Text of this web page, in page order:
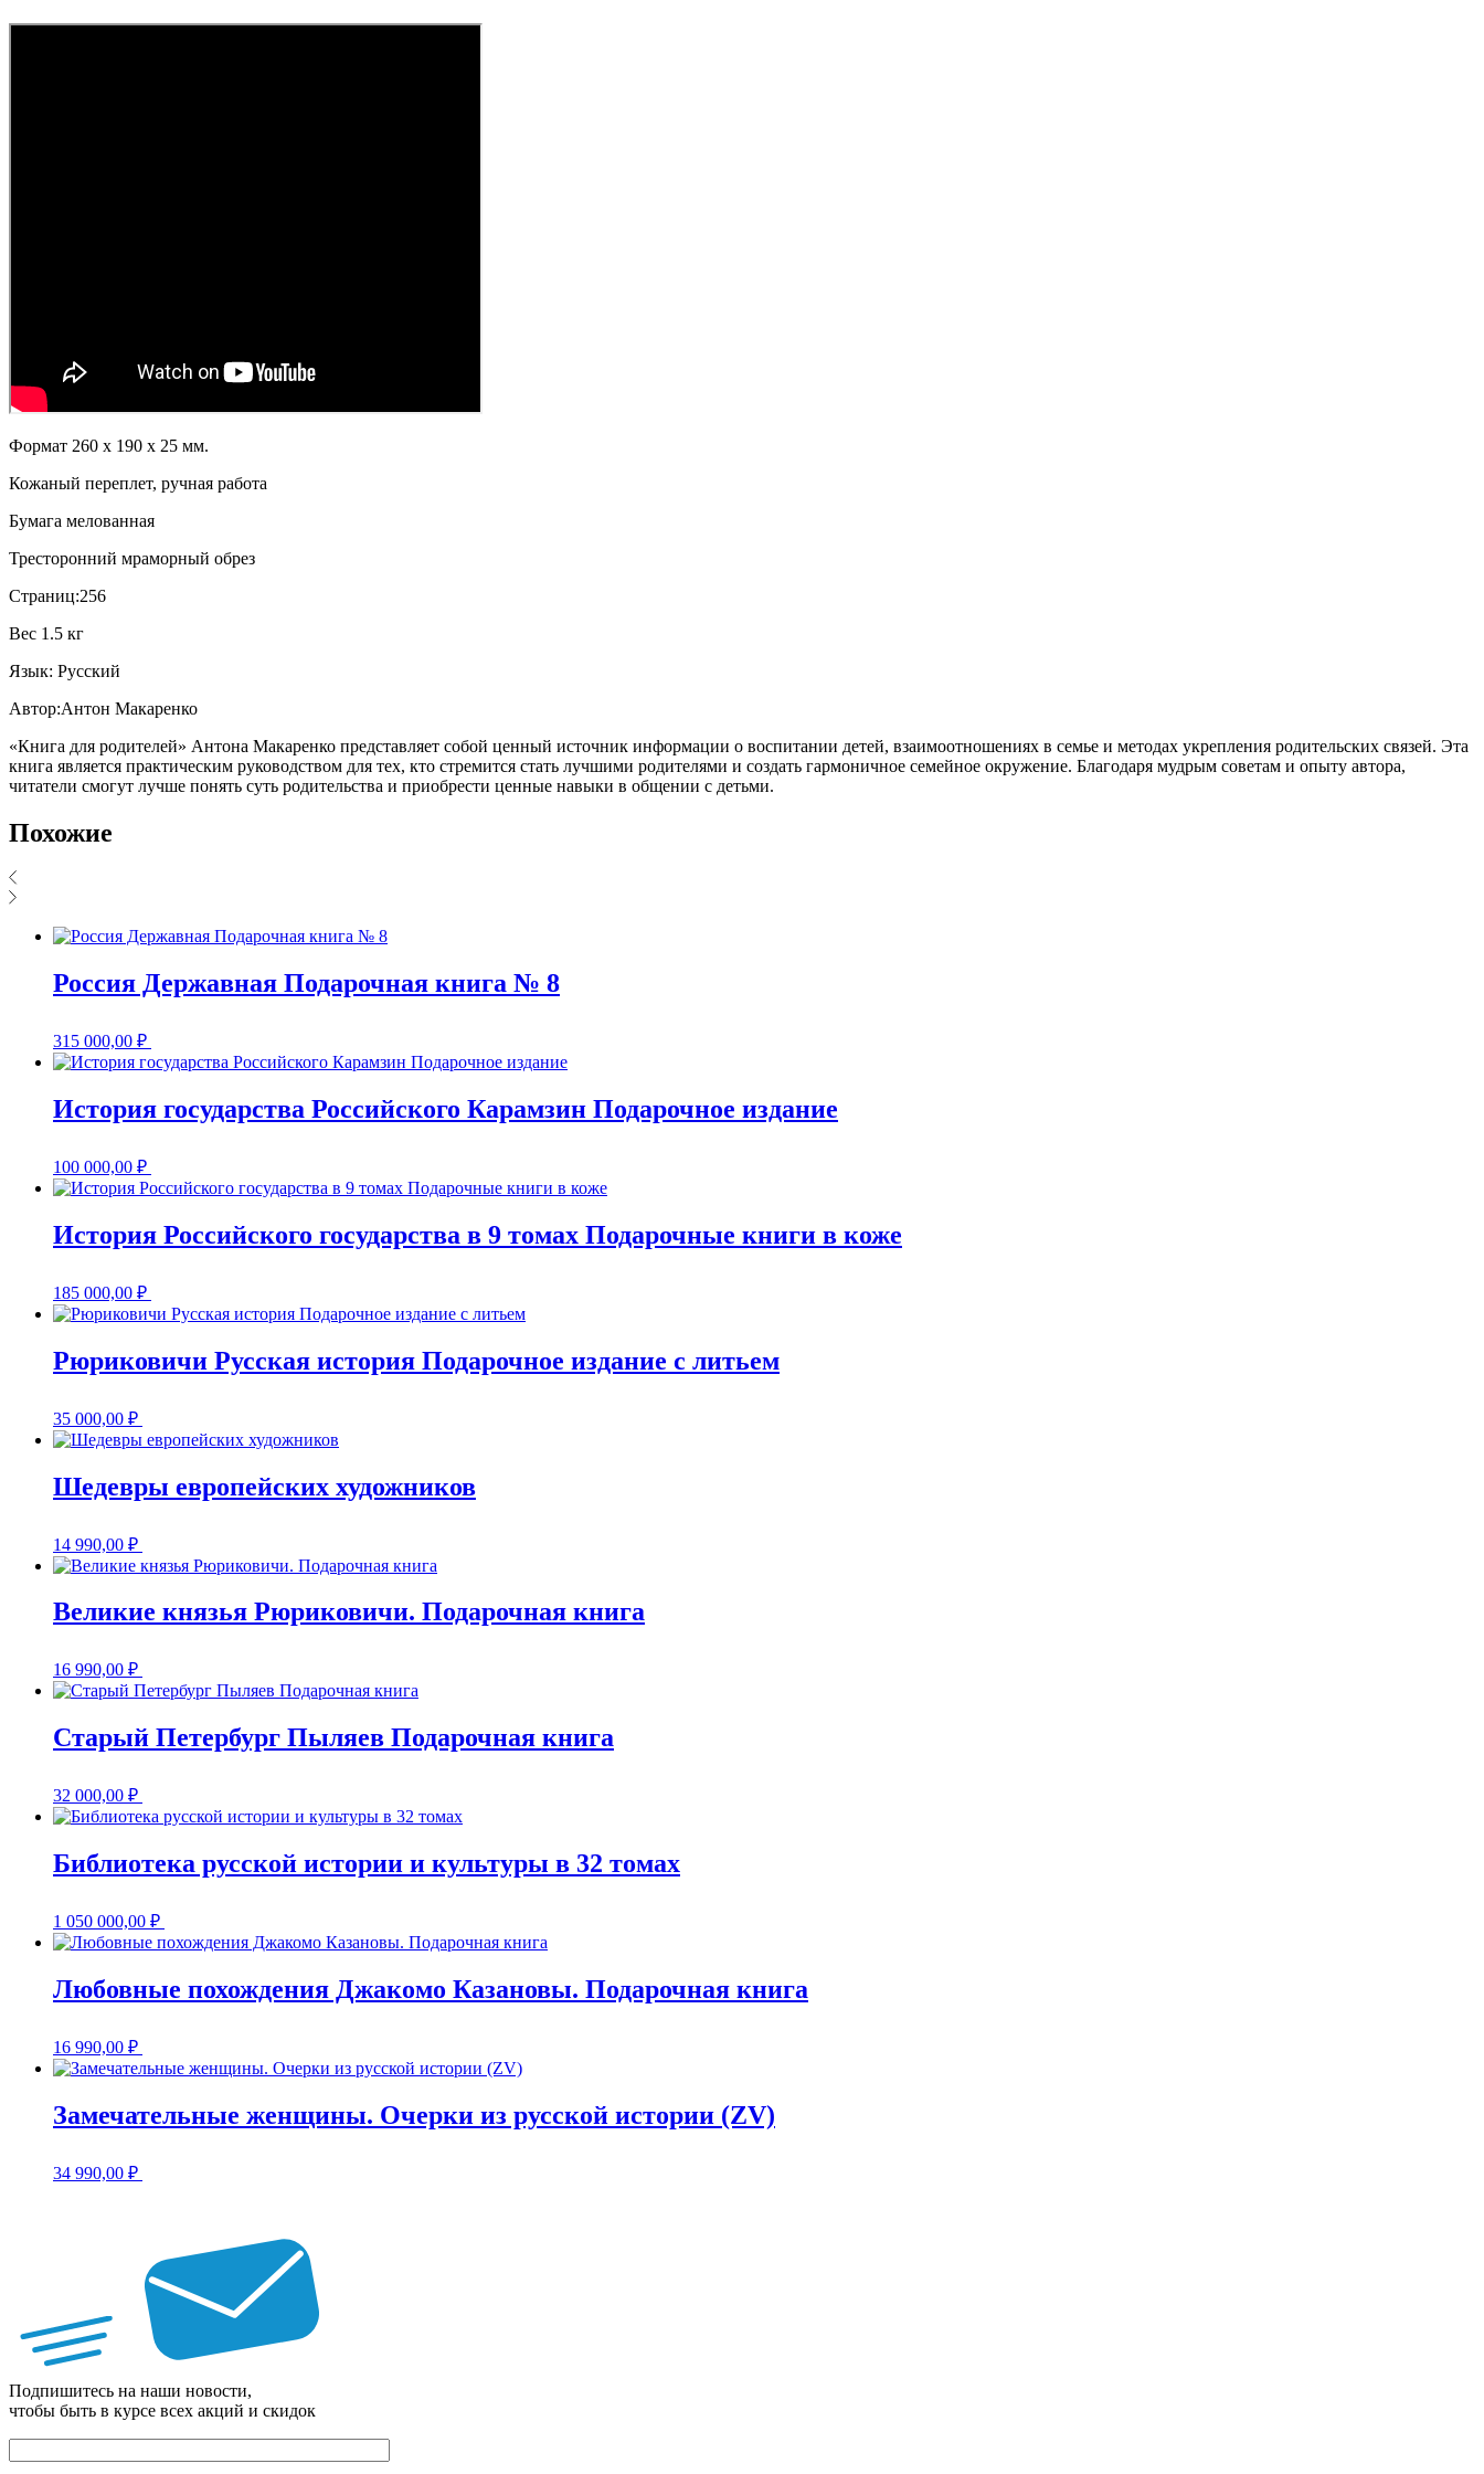
Формат 260 х 190 х 25 мм.
Кожаный переплет, ручная работа
Бумага мелованная
Тресторонний мраморный обрез
Страниц:256
Вес 1.5 кг
Язык: Русский
Автор:Антон Макаренко
«Книга для родителей» Антона Макаренко представляет собой ценный источник информации о воспитании детей, взаимоотношениях в семье и методах укрепления родительских связей. Эта
книга является практическим руководством для тех, кто стремится стать лучшими родителями и создать гармоничное семейное окружение. Благодаря мудрым советам и опыту автора,
читатели смогут лучше понять суть родительства и приобрести ценные навыки в общении с детьми.
Похожие
Россия Державная Подарочная книга № 8
315 000,00 ₽
История государства Российского Карамзин Подарочное издание
100 000,00 ₽
История Российского государства в 9 томах Подарочные книги в коже
185 000,00 ₽
Рюриковичи Русская история Подарочное издание с литьем
35 000,00 ₽
Шедевры европейских художников
14 990,00 ₽
Великие князья Рюриковичи. Подарочная книга
16 990,00 ₽
Старый Петербург Пыляев Подарочная книга
32 000,00 ₽
Библиотека русской истории и культуры в 32 томах
1 050 000,00 ₽
Любовные похождения Джакомо Казановы. Подарочная книга
16 990,00 ₽
Замечательные женщины. Очерки из русской истории (ZV)
34 990,00 ₽
Подпишитесь на наши новости,
чтобы быть в курсе всех акций и скидок